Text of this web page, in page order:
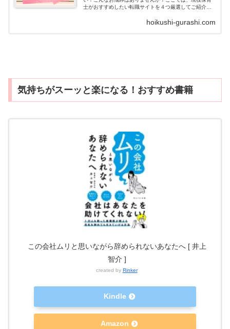
士がおすすめしたい転職サイトを４つ厳選してご紹介し
ので、参考にしながら実際に登録してみてくださいね。
hoikushi-gurashi.com
気持ちがスーッと楽になる！おすすめ書籍
この会社ムリと思いながら辞められないあなたへ [ 井上
智介 ]
created by Rinker
Kindle
Amazon